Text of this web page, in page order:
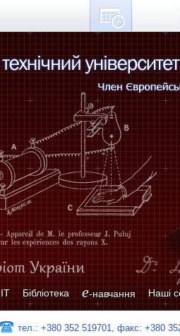
Бібліотека e-навчання Наші
тел.: +380 352 519701, факс: +380